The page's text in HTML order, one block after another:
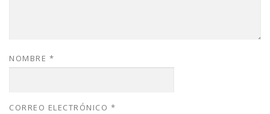
NOMBRE *
CORREO ELECTRÓNICO *